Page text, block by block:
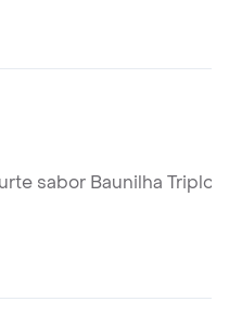
sabor Baunilha Triplo